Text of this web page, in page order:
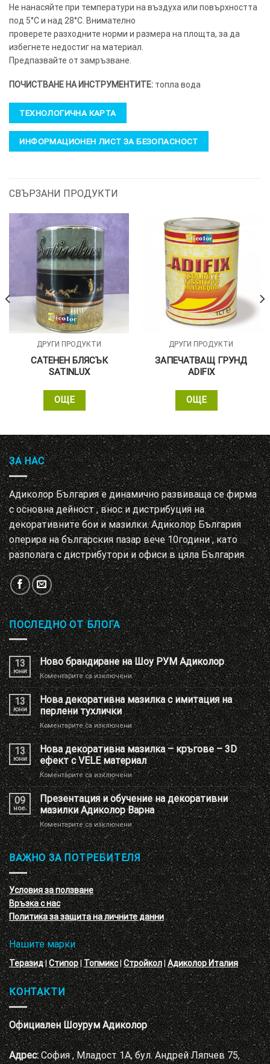
Не нанасяйте при температури на въздуха или повърхността
под 5°C и над 28°C. Внимателно
проверете разходните норми и размера на площта, за да
избегнете недостиг на материал.
Предпазвайте от замръзване.
ПОЧИСТВАНЕ НА ИНСТРУМЕНТИТЕ: топла вода
ТЕХНОЛОГИЧНА КАРТА
ИНФОРМАЦИОНЕН ЛИСТ ЗА БЕЗОПАСНОСТ
СВЪРЗАНИ ПРОДУКТИ
ДРУГИ ПРОДУКТИ
САТЕНЕН БЛЯСЪК
SATINLUX
ОЩЕ
ДРУГИ ПРОДУКТИ
ЗАПЕЧАТВАЩ ГРУНД
ADIFIX
ОЩЕ
ЗА НАС
Адиколор България е динамично развиваща се фирма
с основна дейност , внос и дистрибуция на
декоративните бои и мазилки. Адиколор България
оперира на българския пазар вече 10години , като
разполага с дистрибутори и офиси в цяла България.
ПОСЛЕДНО ОТ БЛОГА
13
юни
Ново брандиране на Шоу РУМ Адиколор
Коментарите са изключениза
Ново
брандиране
на
Шоу
РУМ
Адиколор
13
юни
Нова декоративна мазилка с имитация на
перлени тухлички
Коментарите са изключениза
Нова
декоративна
мазилка
с
имитация
на
перлени
тухлички
13
юни
Нова декоративна мазилка – кръгове – 3D
ефект с VELE материал
Коментарите са изключениза
Нова
декоративна
мазилка
–
кръгове
–
3D
ефект
с
VELE
материал
09
ное.
Презентация и обучение на декоративни
мазилки Адиколор Варна
Коментарите са изключениза
Презентация
и
обучение
на
декоративни
мазилки
Адиколор
Варна
ВАЖНО ЗА ПОТРЕБИТЕЛЯ
Условия за ползване
Връзка с нас
Политика за защита на личните данни
Нашите марки
Теразид|Стипор|Топмикс|Стройкол|Адиколор Италия
КОНТАКТИ
Официален Шоурум Адиколор
Адрес:София , Младост 1А, бул. Андрей Ляпчев 75,